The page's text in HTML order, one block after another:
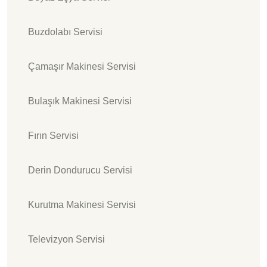
Buzdolabı Servisi
Çamaşır Makinesi Servisi
Bulaşık Makinesi Servisi
Fırın Servisi
Derin Dondurucu Servisi
Kurutma Makinesi Servisi
Televizyon Servisi